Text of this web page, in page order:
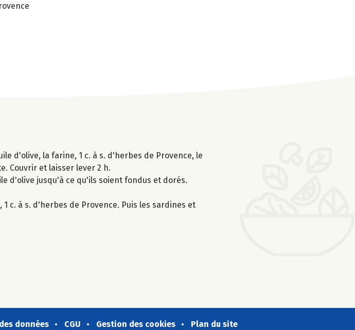
d'olive, la farine, 1 c. à s. d'herbes de Provence, le
Couvrir et laisser lever 2 h.
d'olive jusqu'à ce qu'ils soient fondus et dorés.
c. à s. d'herbes de Provence. Puis les sardines et
données CGU Gestion des cookies Plan du site